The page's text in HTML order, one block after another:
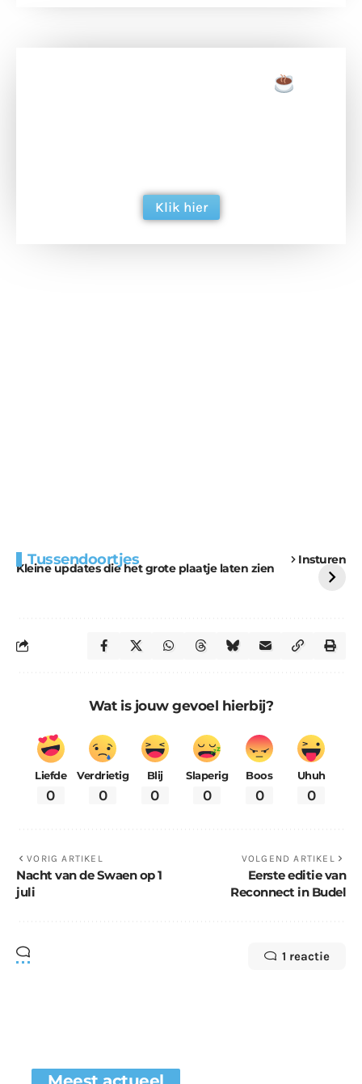
Klik hier
Tussendoortjes Insturen
Kleine updates die het grote plaatje laten zien
voor kabouters
uitdaging
Wat is jouw gevoel hierbij?
Liefde
0
Verdrietig
0
Blij
0
Slaperig
0
Boos
0
Uhuh
0
VORIG ARTIKEL
Nacht van de Swaen op 1
juli
VOLGEND ARTIKEL
Eerste editie van
Reconnect in Budel
1 reactie